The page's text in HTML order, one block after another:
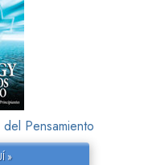
Pensamiento
»